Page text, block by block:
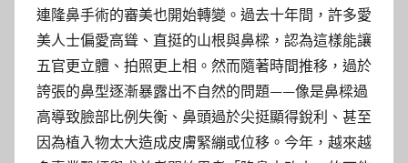
連隆鼻手術的審美也開始轉變。過去十年間，許多愛
美人士偏愛高聳、直挺的山根與鼻樑，認為這樣能讓
五官更立體、拍照更上相。然而隨著時間推移，過於
誇張的鼻型逐漸暴露出不自然的問題——像是鼻樑過
高導致臉部比例失衡、鼻頭過於尖挺顯得銳利、甚至
因為植入物太大造成皮膚緊繃或位移。今年，越來越